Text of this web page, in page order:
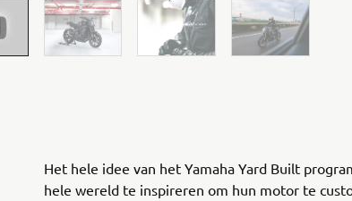
Het hele idee van het Yamaha Yard Built
hele wereld te inspireren om hun motor te